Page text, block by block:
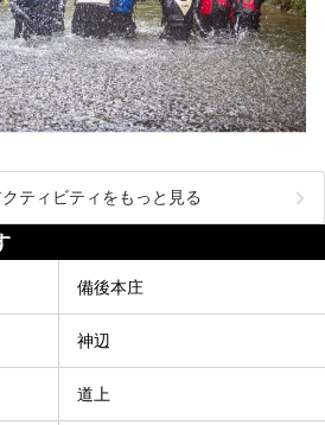
ティビティをもっと見る
備後本庄
神辺
道上